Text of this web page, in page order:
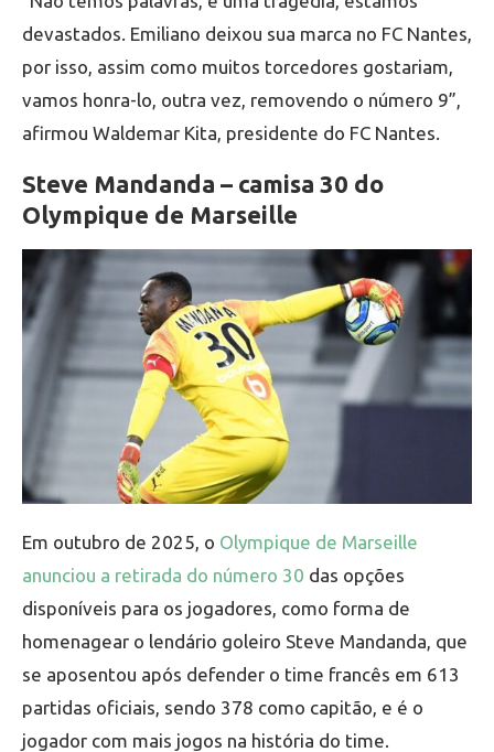
devastados. Emiliano deixou sua marca no FC Nantes,
por isso, assim como muitos torcedores gostariam,
vamos honra-lo, outra vez, removendo o número 9”,
afirmou Waldemar Kita, presidente do FC Nantes.
Steve Mandanda – camisa 30 do
Olympique de Marseille
Em outubro de 2025, o Olympique de Marseille
anunciou a retirada do número 30 das opções
disponíveis para os jogadores, como forma de
homenagear o lendário goleiro Steve Mandanda, que
se aposentou após defender o time francês em 613
partidas oficiais, sendo 378 como capitão, e é o
jogador com mais jogos na história do time.